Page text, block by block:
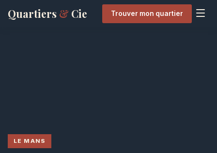
Quartiers & Cie Trouver mon quartier
LE MANS